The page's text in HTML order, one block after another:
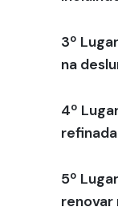
3º
na
4º
5º
renovar